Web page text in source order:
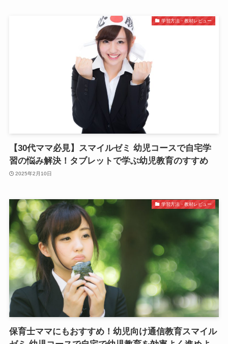
学習方法・教材レビュー
【30代ママ必見】スマイルゼミ 幼児コースで自宅学
習の悩み解決！タブレットで学ぶ幼児教育のすすめ
2025年2月10日
学習方法・教材レビュー
保育士ママにもおすすめ！幼児向け通信教育スマイル